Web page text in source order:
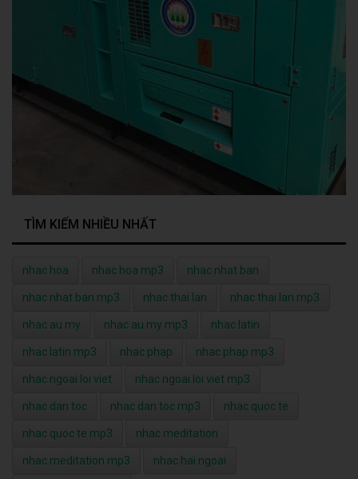
TÌM KIẾM NHIỀU NHẤT
nhac hoa nhac hoa mp3 nhac nhat ban
nhac nhat ban mp3 nhac thai lan nhac thai lan mp3
nhac au my nhac au my mp3 nhac latin
nhac latin mp3 nhac phap nhac phap mp3
nhac ngoai loi viet nhac ngoai loi viet mp3
nhac dan toc nhac dan toc mp3 nhac quoc te
nhac quoc te mp3 nhac meditation
nhac meditation mp3 nhac hai ngoai